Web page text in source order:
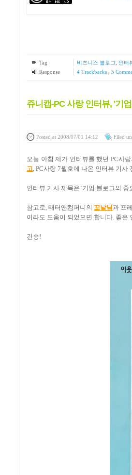
Tag 비즈니스 블로그 인터
Response
4Trackbacks 5
쥬니캡-PC 사랑 인터뷰, '기
Posted at 2008/07/01 14:12 Filed
오늘 아침 제가 인터뷰를 했던 PC사
고 , PC사랑 7월호에 나온 인터뷰 기
인터뷰 기사 제목은 '기업 블로그의
참고로, 태터앤컴퍼니의 꼬날님과 프
이라도 도움이 되었으면 합니다. 좋은
건승!